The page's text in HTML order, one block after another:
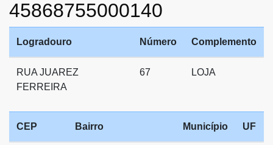
45868755000140
Logradouro Número Complemento
RUA JUAREZ
FERREIRA
67 LOJA
CEP Bairro Município UF